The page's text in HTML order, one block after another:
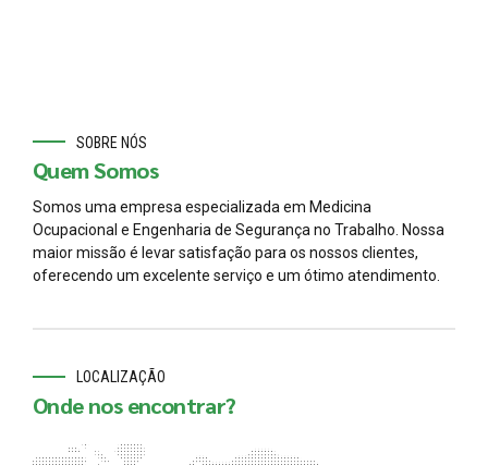
SOBRE NÓS
Quem Somos
Somos uma empresa especializada em Medicina
Ocupacional e Engenharia de Segurança no Trabalho. Nossa
maior missão é levar satisfação para os nossos clientes,
oferecendo um excelente serviço e um ótimo atendimento.
LOCALIZAÇÃO
Onde nos encontrar?